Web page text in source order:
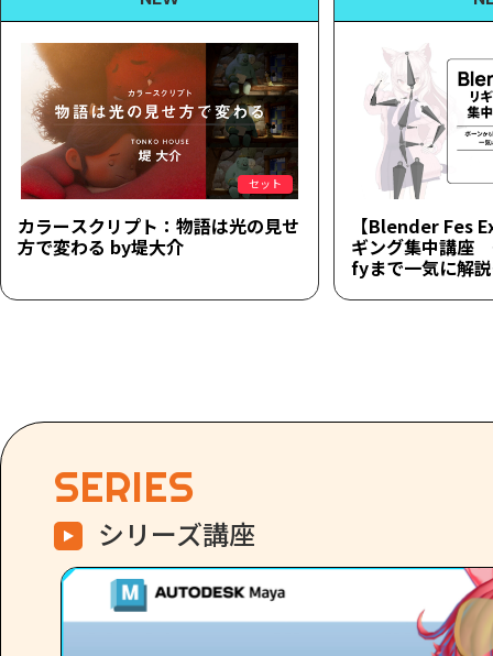
セット
カラースクリプト：物語は光の見せ
方で変わる by堤大介
【Blender Fes
ギング集中講座
fyまで一気に解
SERIES
シリーズ講座